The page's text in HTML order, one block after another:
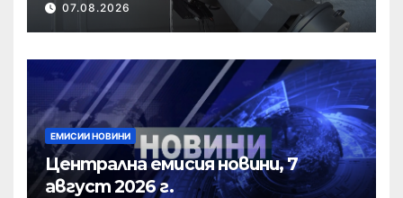
07.08.2026
ЕМИСИИ НОВИНИ
Централна емисия новини, 7
август 2026 г.